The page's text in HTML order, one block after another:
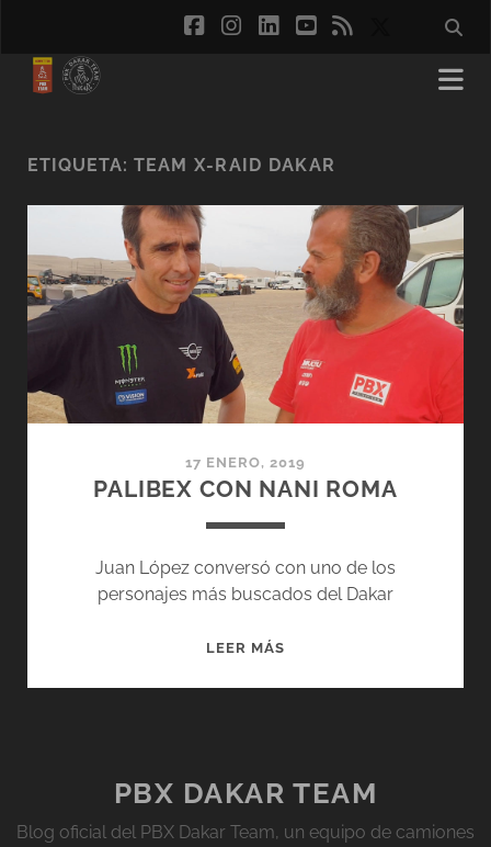
facebook
instagram
linkedinyoutube
rss
ETIQUETA: TEAM X-RAID DAKAR
17 ENERO, 2019
PALIBEX CON NANI ROMA
Juan López conversó con uno de los
personajes más buscados del Dakar
LEER MÁS
PBX DAKAR TEAM
Blog oficial del PBX Dakar Team, un equipo de camiones